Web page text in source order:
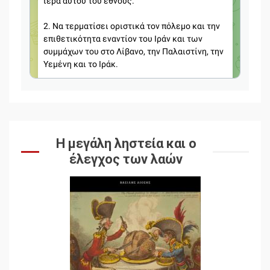
Η μεγάλη ληστεία και ο
έλεγχος των λαών